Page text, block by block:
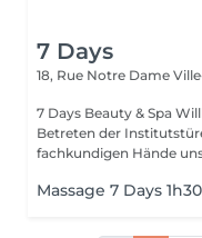
7 Days
18, Rue Notre Dame
7 Days Beauty & Spa Willkommen in unserem Institut, Mit dem
Betreten der
fachkundigen Hände
Massage 7 Days 1h30